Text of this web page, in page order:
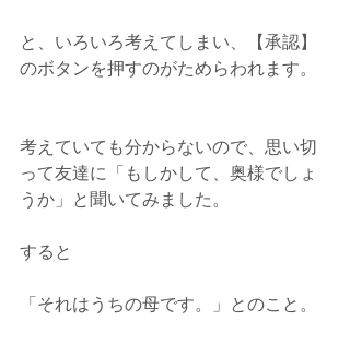
と、いろいろ考えてしまい、【承認】
のボタンを押すのがためらわれます。
考えていても分からないので、思い切
って友達に「もしかして、奥様でしょ
うか」と聞いてみました。
すると
「それはうちの母です。」とのこと。